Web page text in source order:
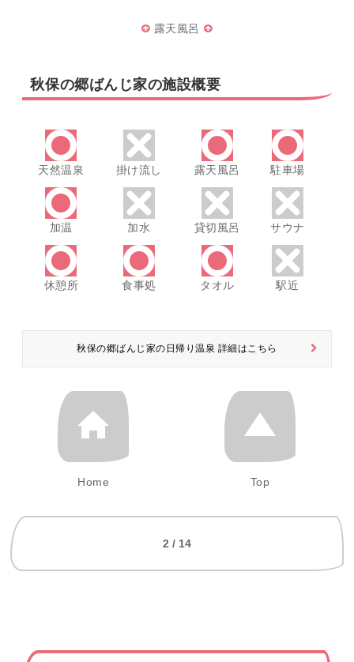
露天風呂
秋保の郷ばんじ家の施設概要
天然温泉 掛け流し 露天風呂 駐車場
加温 加水 貸切風呂 サウナ
休憩所 食事処 タオル 駅近
秋保の郷ばんじ家の日帰り温泉 詳細はこちら
Home Top
2 / 14